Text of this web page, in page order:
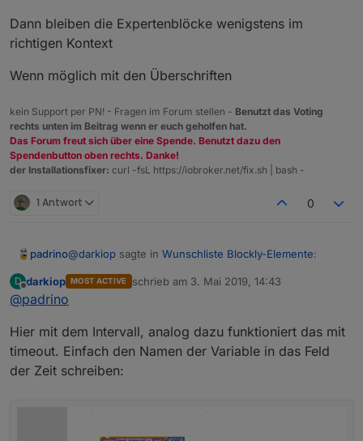
Dann bleiben die Expertenblöcke wenigstens im
richtigen Kontext
Wenn möglich mit den Überschriften
kein Support per PN! - Fragen im Forum stellen - Benutzt das Voting
rechts unten im Beitrag wenn er euch geholfen hat.
Das Forum freut sich über eine Spende. Benutzt dazu den
Spendenbutton oben rechts. Danke!
der Installationsfixer: curl -fsL https://iobroker.net/fix.sh | bash -
1 Antwort 0
padrino@darkiop sagte in Wunschliste Blockly-Elemente:
funktioniert es wenn der Zeitwerk auf ms steht.
Wenn du dir den JS-Code anschaust, sollte kein
NaN an dieser stehen.
Du meinst, das ging mal?
Hab' mal in den Code geschaut, denke Du hast Recht,
da ist keine Zauberei drin. ;)
D
Offline
darkiop MOST ACTIVE schrieb am 3. Mai 2019, 14:43
zuletzt editiert von
@padrino
Hier mit dem Intervall, analog dazu funktioniert das mit
timeout. Einfach den Namen der Variable in das Feld
der Zeit schreiben: